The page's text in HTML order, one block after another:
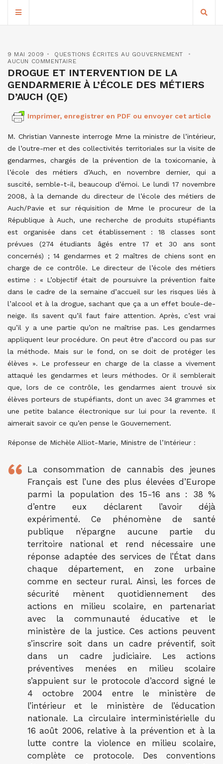
9 MAI 2009
QUESTIONS ÉCRITES AU GOUVERNEMENT
AUCUN COMMENTAIRE
DROGUE ET INTERVENTION DE LA
GENDARMERIE À L’ÉCOLE DES MÉTIERS
D’AUCH (QE)
Imprimer, enregistrer en PDF ou envoyer cet article
M. Christian Vanneste interroge Mme la ministre de l’intérieur,
de l’outre-mer et des collectivités territoriales sur la visite de
gendarmes, chargés de la prévention de la toxicomanie, à
l’école des métiers d’Auch, en novembre dernier, qui a
suscité, semble-t-il, beaucoup d’émoi. Le lundi 17 novembre
2008, à la demande du directeur de l’école des métiers de
Auch/Pavie et sur réquisition de Mme le procureur de la
République à Auch, une recherche de produits stupéfiants
est organisée dans cet établissement : 18 classes sont
prévues (274 étudiants âgés entre 17 et 30 ans sont
concernés) ; 14 gendarmes et 2 maîtres de chiens sont en
charge de ce contrôle. Le directeur de l’école des métiers
estime : « L’objectif était de poursuivre la prévention faite
dans le cadre de la semaine d’accueil sur les risques liés à
l’alcool et à la drogue, sachant que ça a un effet boule-de-
neige. Ils savent qu’il faut faire attention. Après, c’est vrai
qu’il y a une partie qu’on ne maîtrise pas. Les gendarmes
appliquent leur procédure. On peut être d’accord ou pas sur
la méthode. Mais sur le fond, on se doit de protéger les
élèves ». Le professeur en charge de la classe a vivement
attaqué les gendarmes et leurs méthodes. Or il semblerait
que, lors de ce contrôle, les gendarmes aient trouvé six
élèves porteurs de stupéfiants, dont un avec 34 grammes et
une petite balance électronique sur lui pour la revente. Il
aimerait savoir ce qu’en pense le Gouvernement.
Réponse de Michèle Alliot-Marie, Ministre de l’Intérieur :
La consommation de cannabis des jeunes
Français est l’une des plus élevées d’Europe
parmi la population des 15-16 ans : 38 %
d’entre eux déclarent l’avoir déjà
expérimenté. Ce phénomène de santé
publique n’épargne aucune partie du
territoire national et rend nécessaire une
réponse adaptée des services de l’État dans
chaque département, en zone urbaine
comme en secteur rural. Ainsi, les forces de
sécurité mènent quotidiennement des
actions en milieu scolaire, en partenariat
avec la communauté éducative et le
ministère de la justice. Ces actions peuvent
s’inscrire soit dans un cadre préventif, soit
dans un cadre judiciaire. Les actions
préventives menées en milieu scolaire
s’appuient sur le protocole d’accord signé le
4 octobre 2004 entre le ministère de
l’intérieur et le ministère de l’éducation
nationale. La circulaire interministérielle du
16 août 2006, relative à la prévention et à la
lutte contre la violence en milieu scolaire,
complète ce protocole. Des conventions